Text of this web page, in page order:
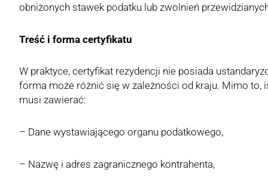
obniżonych stawek podatku lub zwolnień
Treść i forma certyfikatu
W praktyce, certyfikat rezydencji nie posiada
forma może różnić się w zależności od kraju. Mimo to,
musi zawierać:
– Dane wystawiającego organu podatkowego,
– Nazwę i adres zagranicznego kontrahenta,